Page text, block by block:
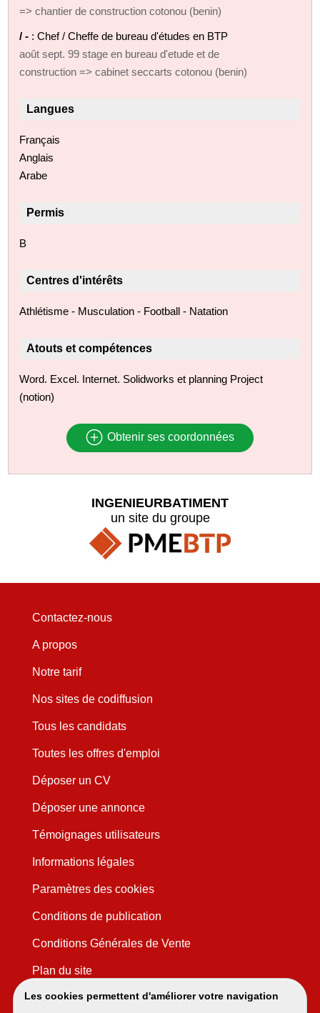
=> chantier de construction cotonou (benin)
/ - : Chef / Cheffe de bureau d'études en BTP
août sept. 99 stage en bureau d'etude et de
construction => cabinet seccarts cotonou (benin)
Langues
Français
Anglais
Arabe
Permis
B
Centres d'intérêts
Athlétisme - Musculation - Football - Natation
Atouts et compétences
Word. Excel. Internet. Solidworks et planning Project
(notion)
Obtenir ses coordonnées
Les cookies permettent d'améliorer votre navigation
INGENIEURBATIMENT
un site du groupe
Contactez-nous
A propos
Notre tarif
Nos sites de codiffusion
Tous les candidats
Toutes les offres d'emploi
Déposer un CV
Déposer une annonce
Témoignages utilisateurs
Informations légales
Paramètres des cookies
Conditions de publication
Conditions Générales de Vente
Plan du site